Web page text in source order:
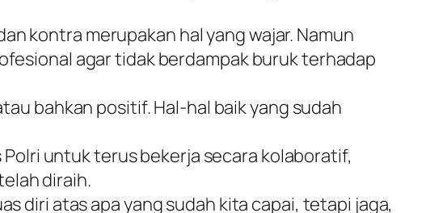
kontra merupakan hal yang wajar. Namun
agar tidak berdampak buruk terhadap
bahkan positif. Hal-hal baik yang sudah
untuk terus bekerja secara kolaboratif,
diraih.
diri atas apa yang sudah kita capai, tetapi jaga,